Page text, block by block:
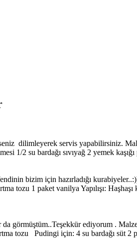
dilimleyerek servis yapabilirsiniz.
1/2 su bardağı sıvıyağ 2 yemek
bizim için hazırladığı
tozu 1 paket vanilya Yapılışı:
görmüştüm..Teşekkür ediyorum .
tozu Pudingi için: 4 su bardağı süt